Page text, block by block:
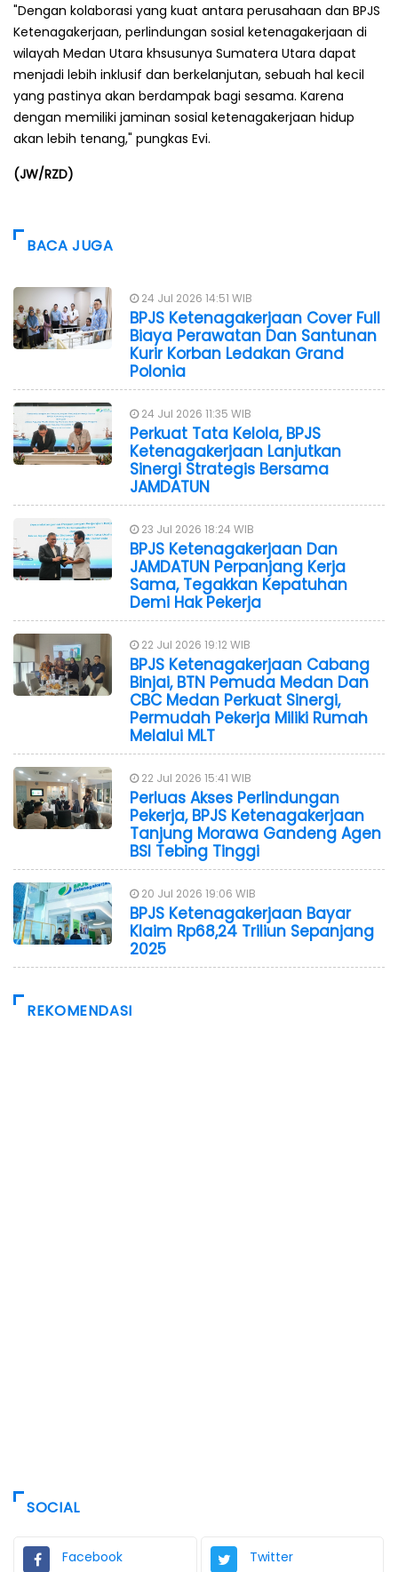
"Dengan kolaborasi yang kuat antara perusahaan dan BPJS
Ketenagakerjaan, perlindungan sosial ketenagakerjaan di
wilayah Medan Utara khsusunya Sumatera Utara dapat
menjadi lebih inklusif dan berkelanjutan, sebuah hal kecil
yang pastinya akan berdampak bagi sesama. Karena
dengan memiliki jaminan sosial ketenagakerjaan hidup
akan lebih tenang," pungkas Evi.
(JW/RZD)
BACA JUGA
24 Jul 2026 14:51 WIB
BPJS Ketenagakerjaan Cover Full
Biaya Perawatan Dan Santunan
Kurir Korban Ledakan Grand
Polonia
24 Jul 2026 11:35 WIB
Perkuat Tata Kelola, BPJS
Ketenagakerjaan Lanjutkan
Sinergi Strategis Bersama
JAMDATUN
23 Jul 2026 18:24 WIB
BPJS Ketenagakerjaan Dan
JAMDATUN Perpanjang Kerja
Sama, Tegakkan Kepatuhan
Demi Hak Pekerja
22 Jul 2026 19:12 WIB
BPJS Ketenagakerjaan Cabang
Binjai, BTN Pemuda Medan Dan
CBC Medan Perkuat Sinergi,
Permudah Pekerja Miliki Rumah
Melalui MLT
22 Jul 2026 15:41 WIB
Perluas Akses Perlindungan
Pekerja, BPJS Ketenagakerjaan
Tanjung Morawa Gandeng Agen
BSI Tebing Tinggi
20 Jul 2026 19:06 WIB
BPJS Ketenagakerjaan Bayar
Klaim Rp68,24 Triliun Sepanjang
2025
REKOMENDASI
SOCIAL
Facebook Twitter